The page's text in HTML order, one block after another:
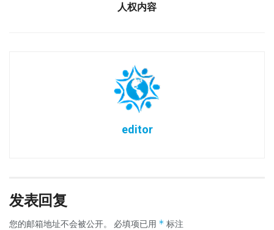
人权内容
editor
发表回复
您的邮箱地址不会被公开。 必填项已用 * 标注